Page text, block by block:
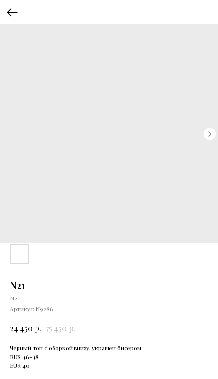
N21
N21
Артикул: N9286
24 450 р. 75 450р.
Черный топ с оборкой внизу, украшен бисером
RUS 46-48
EUR 40